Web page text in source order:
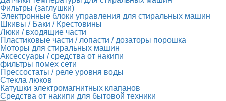
Фильтры (заглушки)
Электронные блоки управления для стиральных машин
Шкивы / Баки / Крестовины
Люки / входящие части
Пластиковые части / лопасти / дозаторы порошка
Моторы для стиральных машин
Аксессуары / средства от накипи
фильтры помех сети
Прессостаты / реле уровня воды
Стекла люков
Катушки электромагнитных клапанов
Средства от накипи для бытовой техники